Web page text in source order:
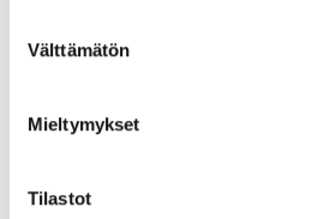
valinta
Välttämätön
Mieltymykset
Tilastot
Normaalikokoiset Color Mask -